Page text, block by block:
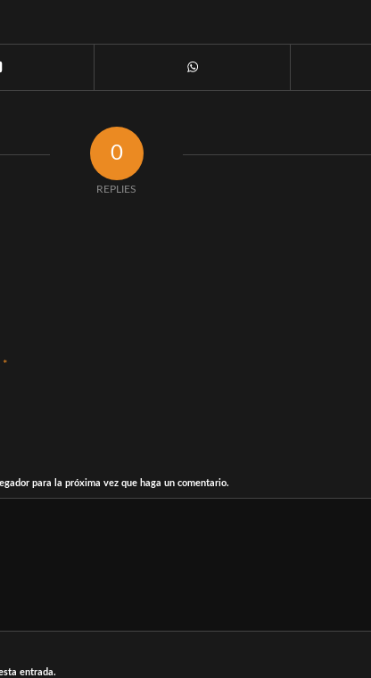
0
REPLIES
*
para la próxima vez que haga un comentario.
entrada.